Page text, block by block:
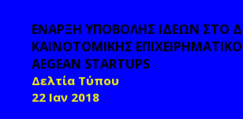
ΕΝΑΡΞΗ ΥΠΟΒΟΛΗΣ ΙΔΕΩΝ ΣΤΟ
ΚΑΙΝΟΤΟΜΙΚΗΣ
AEGEAN STARTUPS
Δελτία Τύπου
22 Ιαν 2018